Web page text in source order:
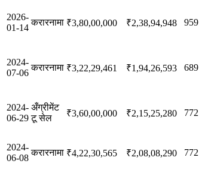
2026-
01-14
करारनामा ₹3,80,00,000 ₹2,38,94,948 959
2024-
07-06
करारनामा ₹3,22,29,461 ₹1,94,26,593 689
2024-
06-29
अँग्रीमेंट
टू सेल
₹3,60,00,000 ₹2,15,25,280 772
2024-
06-08
करारनामा ₹4,22,30,565 ₹2,08,08,290 772